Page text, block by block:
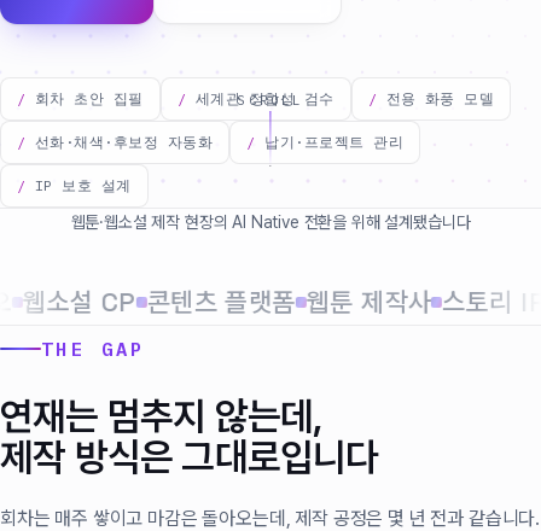
회차 초안 집필 세계관 정합성 검수 전용 화풍 모델
선화·채색·후보정 자동화 납기·프로젝트 관리
IP 보호 설계
SCROLL
웹툰·웹소설 제작 현장의 AI Native 전환을 위해 설계됐습니다
소설 CP 콘텐츠 플랫폼 웹툰 제작사 스토리 IP
THE GAP
연재는 멈추지 않는데,
제작 방식은 그대로입니다
회차는 매주 쌓이고 마감은 돌아오는데, 제작 공정은 몇 년 전과 같습니다.